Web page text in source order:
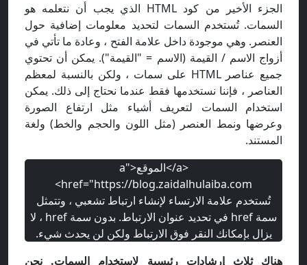
الجزء الأخير من كود HTML الذي يجب أن نتعلمه هو
السمات. تُستخدم السمات لتحديد معلومات إضافية حول
العنصر. وهي موجودة داخل علامة الفتح ، وعادة ما تأتي في
أزواج الاسم / القيمة (الاسم = "القيمة"). يمكن أن تحتوي
جميع عناصر HTML على سمات ، ولكن بالنسبة لمعظم
العناصر ، فإننا نستخدمها فقط عندما نحتاج إلى ذلك. يمكن
استخدام السمات لتعريف أشياء مثل ارتفاع الصورة
وعرضها ونمط العنصر (مثل اللون والحجم والخط) ولغة
المستند.
<a/>الموقع<"a
href="https://blog.zaidalhulaiba.com>
تُستخدم علامة الارتساء لإنشاء ارتباط تشعبي ، وتتمثل
سمة href في تحديد عنوان الارتباط. بدون سمة href ، لا
يزال بإمكانك النقر فوق الارتباط ولكن لن يحدث شيء.
هناك ثلاث إرشادات رئيسية لاستخدام السمات. نحن